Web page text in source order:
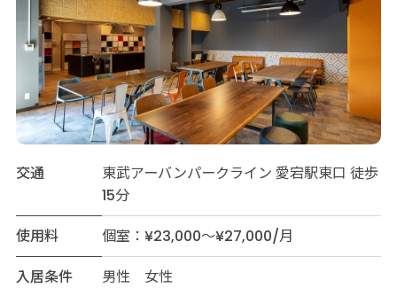
交通
東武アーバンパークライン 愛宕駅東口 徒歩
15分
使用料
個室：¥23,000～¥27,000/月
入居条件
男性 女性